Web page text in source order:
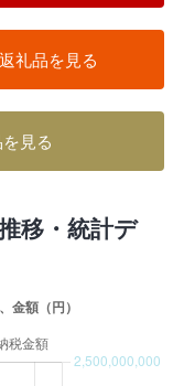
礼品を見る
見る
移・統計デ